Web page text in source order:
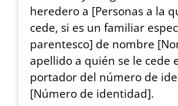
heredero a [Personas a la
cede, si es un familiar
parentesco] de nombre
apellido a quién se le cede
portador del número de
[Número de identidad].